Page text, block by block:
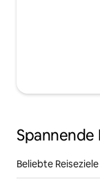
Spannende
Beliebte